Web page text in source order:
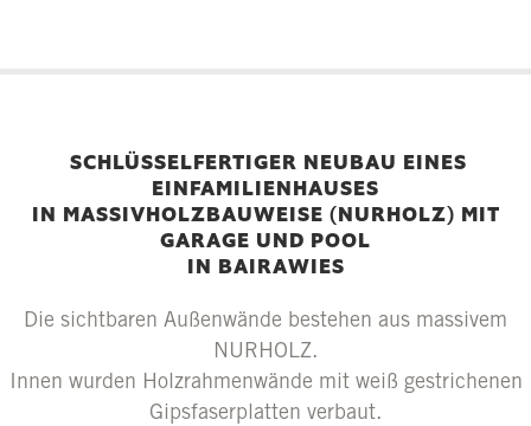
SCHLÜSSELFERTIGER NEUBAU EINES
EINFAMILIENHAUSES
IN MASSIVHOLZBAUWEISE (NURHOLZ) MIT
GARAGE UND POOL
IN BAIRAWIES
Die sichtbaren Außenwände bestehen aus massivem
NURHOLZ.
Innen wurden Holzrahmenwände mit weiß gestrichenen
Gipsfaserplatten verbaut.